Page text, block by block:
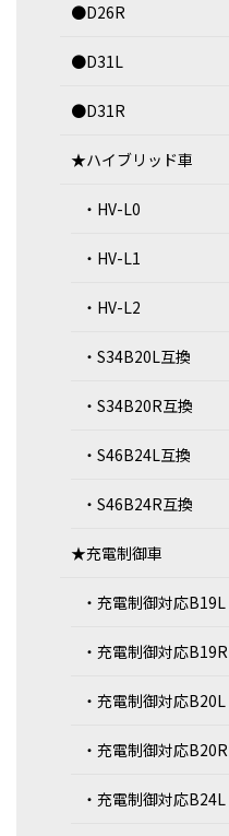
●D26R
●D31L
●D31R
★ハイブリッド車
・HV-L0
・HV-L1
・HV-L2
・S34B20L互換
・S34B20R互換
・S46B24L互換
・S46B24R互換
★充電制御車
・充電制御対応B19L
・充電制御対応B19R
・充電制御対応B20L
・充電制御対応B20R
・充電制御対応B24L